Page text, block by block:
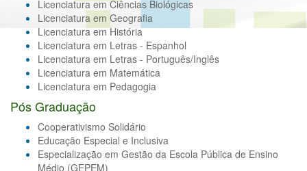
Licenciatura em Ciências Biológicas
Licenciatura em Geografia
Licenciatura em História
Licenciatura em Letras - Espanhol
Licenciatura em Letras - Português/Inglês
Licenciatura em Matemática
Licenciatura em Pedagogia
Pós Graduação
Cooperativismo Solidário
Educação Especial e Inclusiva
Especialização em Gestão da Escola Pública de Ensino
Médio (GEPEM)